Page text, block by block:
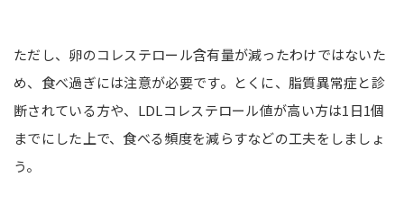
ただし、卵のコレステロール含有量が減ったわけではないた
め、食べ過ぎには注意が必要です。とくに、脂質異常症と診
断されている方や、LDLコレステロール値が高い方は1日1個
までにした上で、食べる頻度を減らすなどの工夫をしましょ
う。